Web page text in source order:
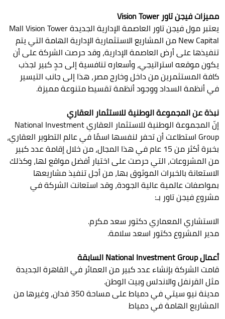
مميزات فيجن تاور Vision Tower
يعتبر مول فيجن تاور العاصمة الإدارية الجديدة Mall Vision Tower
New Capital من المشاريع الاستثمارية الإدارية الهامة التي يتم
تنفيذها على أرض العاصمة الإدارية، وقد حرصت الشركة على أن
يكون موقعه استراتيجي، وأسعاره تنافسية إلى حدٍ كبير لجذب
كافة المستثمرين من داخل وخارج مصر، هذا إلى جانب التيسير
في أنظمة السداد ووجود أنظمة تقسيط متنوعة مميزة.
نبذة عن المجموعة الوطنية للاستثمار العقاري
إنّ المجموعة الوطنية للاستثمار العقاري National Investment
Group استطاعت أن تحفر لنفسها اسمًا في عالم التطوير العقاري،
بخبرة أكثر من 15 عام في هذا المجال، من خلال إقامة عدد كبير
من المشروعات، التي حرصت على اختيار أفضل مواقع لها، وكذلك
الاستعانة بالخبرات الموثوق بها، من أجل تنفيذ مشاريعها
بمواصفات عالمية عالية الجودة، وقد استعانت الشركة في
مشروع فيجن تاور بـ:
الاستشاري المعماري دكتور سعد مكرم.
مدير المشروع دكتور اسعد سلامة.
أعمال National Investment Group السابقة
قامت الشركة بإنشاء عدد كبير من العمائر في القاهرة الجديدة
مثل القرنفل والاندلس وبيت الوطن.
مدينة نيو سيتي في دمياط على مساحة 350 فدان، وغيرها من
المشاريع الهامة في دمياط